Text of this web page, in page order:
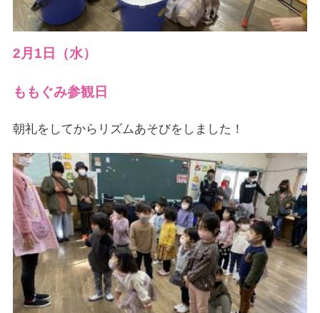
2月1日（水）
ももぐみ参観日
朝礼をしてからリズムあそびをしました！